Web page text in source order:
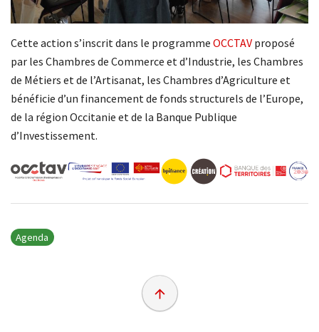
Cette action s’inscrit dans le programme OCCTAV proposé
par les Chambres de Commerce et d’Industrie, les Chambres
de Métiers et de l’Artisanat, les Chambres d’Agriculture et
bénéficie d’un financement de fonds structurels de l’Europe,
de la région Occitanie et de la Banque Publique
d’Investissement.
Agenda
arrow_upward